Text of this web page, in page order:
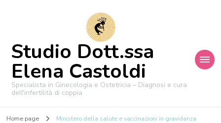
Studio Dott.ssa
Elena Castoldi
Specialista in Ginecologia e Ostetricia – Diagnosi e cura
dell'infertilità di coppia
Home page Ministero della salute e vaccinazioni in gravidanza